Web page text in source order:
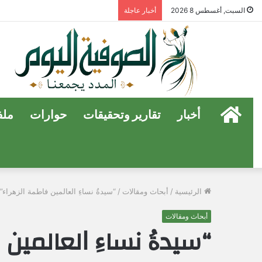
السبت, أغسطس 8 2026 أخبار عاجلة
الرئيسية
أخبار تقارير وتحقيقات حوارات
الرئيسية / أبحاث ومقالات / “ﺳﻴﺪﺓُ ﻧﺴﺎﺀِ ﺍلعالمين ﻓﺎﻃﻤﺔ
أبحاث ومقالات
“ﺳﻴﺪﺓُ ﻧﺴﺎﺀِ